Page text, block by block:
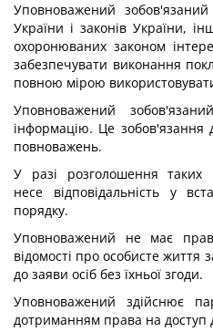
Уповноважений зобов'язаний
України і законів України,
охоронюваних законом
забезпечувати виконання
повною мірою
Уповноважений
інформацію. Це зобов'язання
повноважень.
У разі розголошення таких
несе відповідальність у
порядку.
Уповноважений не має
відомості про особисте
до заяви осіб без їхньої згоди.
Уповноважений здійснює
дотриманням права на доступ